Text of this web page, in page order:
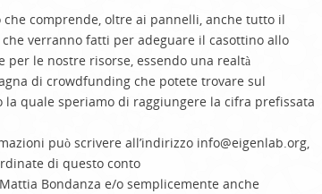
che comprende oltre ai pannelli anche tutto il
verranno fatti per adeguare il casottino allo
per le nostre risorse, essendo una realtà
di crowdfunding che potete trovare sul
la quale speriamo di raggiungere la cifra prefissata
può scrivere all’indirizzo info@eigenlab.org,
di questo conto
Bondanza e/o semplicemente anche